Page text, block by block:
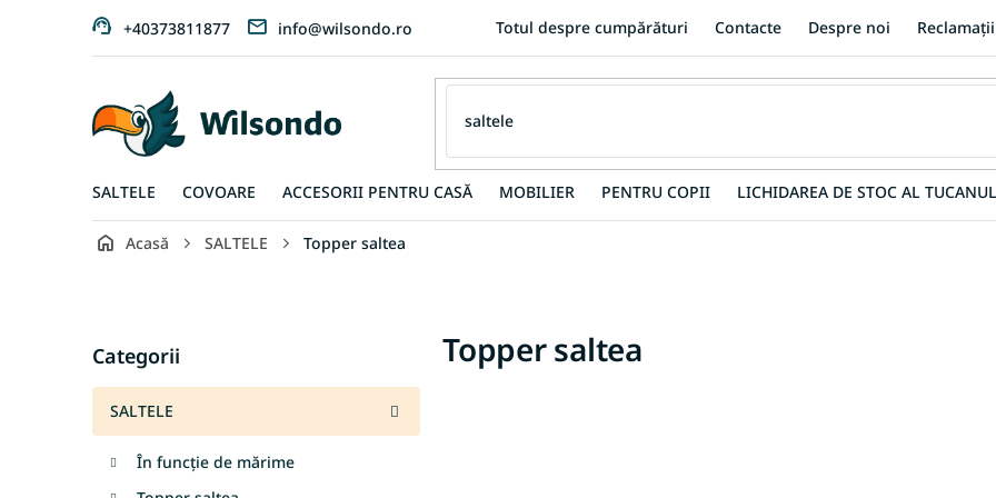
+40373811877 info@wilsondo.ro Totul despre cumpărături Contacte Despre noi
SALTELE COVOARE ACCESORII PENTRU CASĂ MOBILIER PENTRU COPII LICHIDAREA DE STOC AL
Acasă SALTELE Topper saltea
ă
l
a
peste
Categorii
SALTELE
În funcție de mărime
Topper saltea